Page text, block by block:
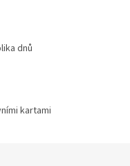
dnů
kartami